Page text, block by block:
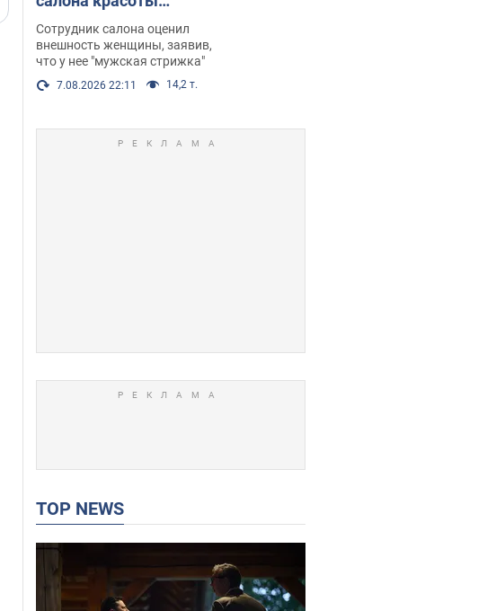
оскорбил женщину
после химиотерапии,
разгорелся скандал.
Фото
Сотрудник салона оценил
внешность женщины, заявив,
что у нее "мужская стрижка"
7.08.2026 22:11 14,2 т.
TOP NEWS